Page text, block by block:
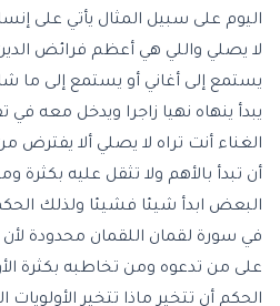
اليوم على سبيل المثال يأتي على
لا يصلي واللي هي أعظم فرائض
يستمع إلى أغاني أو يستمع إلى ما
يبدأ ينهاه نهيا زاجرا ويدخل معه
الغناء أنت تراه لا يصلي ألا يفترض
أن تبدأ بالأهم ولا تثقل عليه
البعض ابدأ شيئا فشيئا ولذلك
في سورة لقمان اللقمان محدودة
على من تدعوه ومن تخاطبه بكثرة
الحكم أن تتخير ماذا تتخير الأولويات